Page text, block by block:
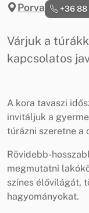
Porva +36 88
Várjuk a
kapcsolatos
A kora tavaszi
invitáljuk a
túrázni szeretne a
Rövidebb-
megmutatni
színes élővilágát,
hagyományokat.